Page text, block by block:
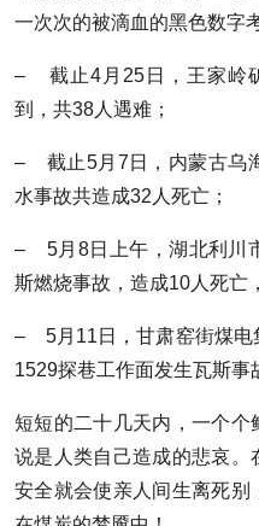
一次次的被滴血的黑色数字
– 截止4月25日，王家岭
到，共38人遇难；
– 截止5月7日，内蒙古乌
水事故共造成32人死亡；
– 5月8日上午，湖北利川
斯燃烧事故，造成10人死亡
– 5月11日，甘肃窑街煤电
1529探巷工作面发生瓦斯事
短短的二十几天内，一个个
说是人类自己造成的悲哀。
安全就会使亲人间生离死别